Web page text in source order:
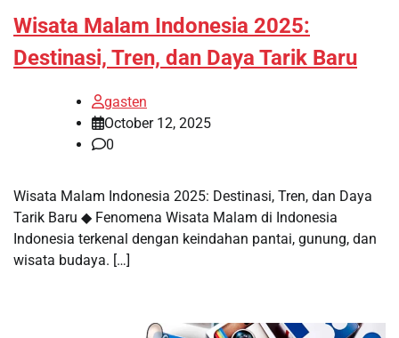
Wisata Malam Indonesia 2025:
Destinasi, Tren, dan Daya Tarik Baru
gasten
October 12, 2025
0
Wisata Malam Indonesia 2025: Destinasi, Tren, dan Daya
Tarik Baru ◆ Fenomena Wisata Malam di Indonesia
Indonesia terkenal dengan keindahan pantai, gunung, dan
wisata budaya. […]